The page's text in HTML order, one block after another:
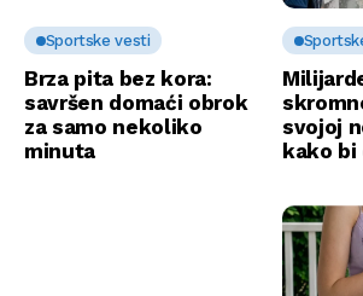
Sportske vesti
Brza pita bez kora:
savršen domaći obrok
za samo nekoliko
minuta
svojoj
kako